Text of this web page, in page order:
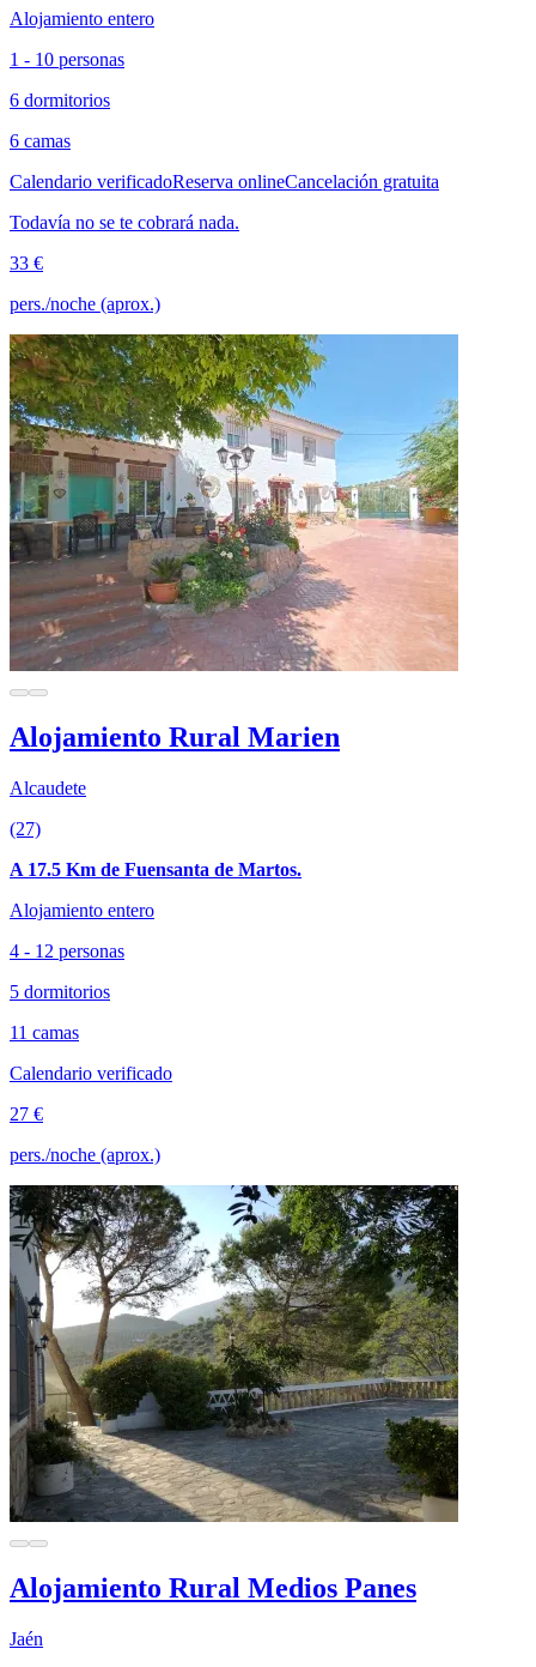
Alojamiento entero
1 - 10 personas
6 dormitorios
6 camas
Calendario verificadoReserva onlineCancelación gratuita
Todavía no se te cobrará nada.
33 €
pers./noche (aprox.)
Alojamiento Rural Marien
Alcaudete
(27)
A 17.5 Km de Fuensanta de Martos.
Alojamiento entero
4 - 12 personas
5 dormitorios
11 camas
Calendario verificado
27 €
pers./noche (aprox.)
Alojamiento Rural Medios Panes
Jaén